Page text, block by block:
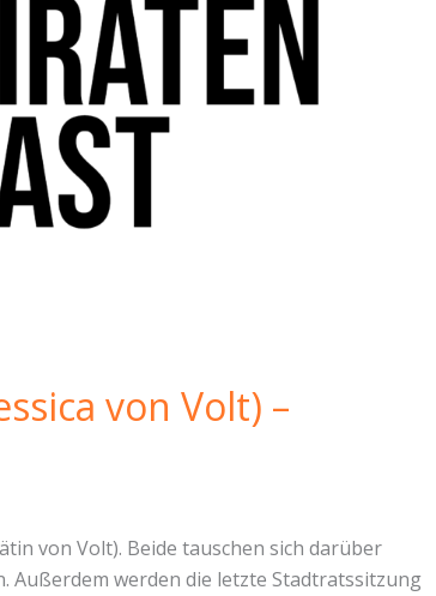
von Volt) –
von Volt). Beide tauschen sich darüber
Außerdem werden die letzte Stadtratssitzung